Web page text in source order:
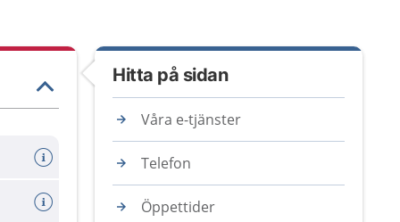
Hitta på sidan
Våra e-tjänster
Telefon
Öppettider